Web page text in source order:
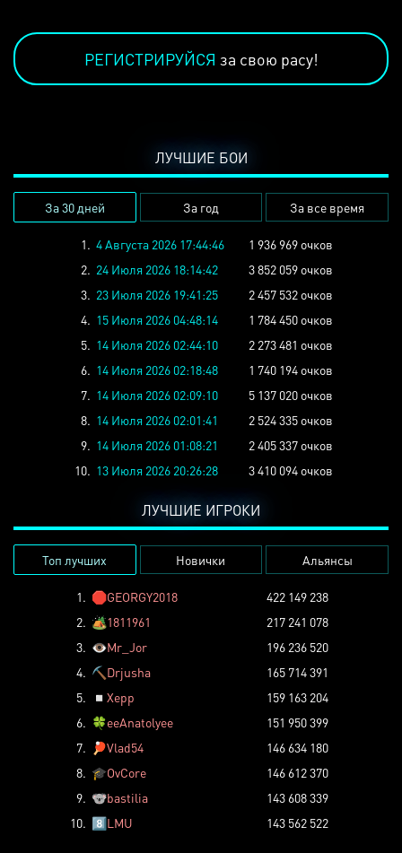
РЕГИСТРИРУЙСЯ за свою расу!
ЛУЧШИЕ БОИ
За 30 дней За год За все время
1. 4 Августа 2026 17:44:46
1 936 969 очков
2. 24 Июля 2026 18:14:42
3 852 059 очков
3. 23 Июля 2026 19:41:25
2 457 532 очков
4. 15 Июля 2026 04:48:14
1 784 450 очков
5. 14 Июля 2026 02:44:10
2 273 481 очков
6. 14 Июля 2026 02:18:48
1 740 194 очков
7. 14 Июля 2026 02:09:10
5 137 020 очков
8. 14 Июля 2026 02:01:41
2 524 335 очков
9. 14 Июля 2026 01:08:21
2 405 337 очков
10. 13 Июля 2026 20:26:28 3 410 094 очков
ЛУЧШИЕ ИГРОКИ
Топ лучших Новички Альянсы
1. 🛑GEORGY2018
422 149 238
2. 🏕️1811961
217 241 078
3. 👁️Mr_Jor
196 236 520
4. ⛏️ Drjusha
165 714 391
5.
◽ Xepp
159 163 204
6. 🍀eeAnatolyee
151 950 399
7.
🏓Vlad54
146 634 180
8. 🎓OvCore
146 612 370
9. 🐨bastilia
143 608 339
10. 8️⃣LMU 143 562 522